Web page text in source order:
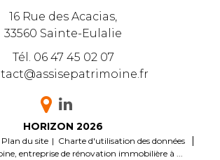
16 Rue des Acacias,
33560 Sainte-Eulalie
Tél. 06 47 45 02 07
HORIZON 2026
Plan du site Charte d'utilisation des données |
entreprise de rénovation immobilière à ...